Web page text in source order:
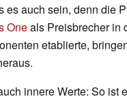
es auch sein, denn die
Oneals Preisbrecher in
etablierte,
innere Werte: So ist